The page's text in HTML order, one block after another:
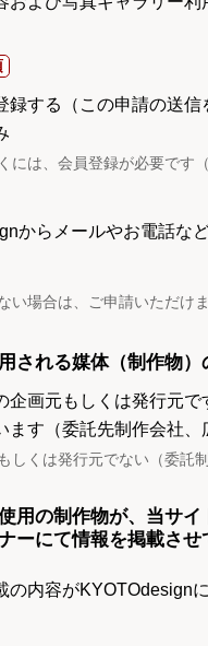
録する（この申請の送信
には、会員登録が必要です
からメールやお電話な
い場合は、ご申請いただけま
される媒体（制作物
企画元もしくは発行元で
ます（委託先制作会社、
しくは発行元でない（委託
用の制作物が、当サ
ーにて情報を掲載させ
の内容がKYOTOdesign